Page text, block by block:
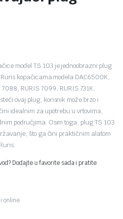
model TS 103 je jednoobrazni plug
kopačicama modela DAC6500K,
RURIS 7099, RURIS 731K,
ovaj plug, korisnik može brzo i
idealnim za upotrebu u vrtovima,
područjima. Osim toga, plug TS 103
što ga čini praktičnim alatom
Dodajte u favorite sada i pratite
online